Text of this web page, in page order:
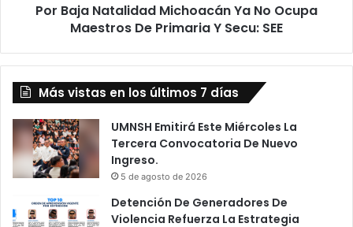
PrimariaPor Baja Natalidad Michoacán Ya No Ocupa
Maestros De Primaria Y Secu: SEE
Más vistas en los últimos 7 días
UMNSH Emitirá Este Miércoles La
Tercera Convocatoria De Nuevo
Ingreso.
5 de agosto de 2026
Detención De Generadores De
Violencia Refuerza La Estrategia